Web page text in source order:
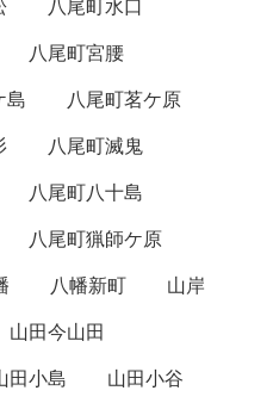
八尾町水口
八尾町宮腰
島
八尾町茗ケ原
八尾町滅鬼
八尾町八十島
八尾町猟師ケ原
八幡新町
山岸
山田今山田
田小島
山田小谷